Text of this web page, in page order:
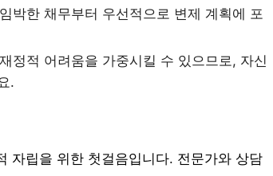
박한 채무부터 우선적으로 변제 계획에 포
정적 어려움을 가중시킬 수 있으므로, 자신
.
자립을 위한 첫걸음입니다. 전문가와 상담